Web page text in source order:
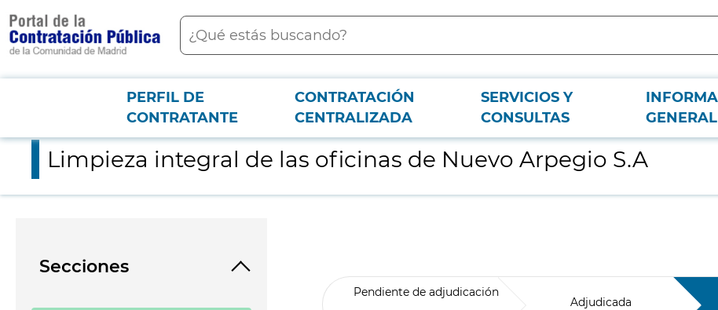
contenido
principal
Buscar
Menú PCON
PERFIL DE
CONTRATANTE
CONTRATACIÓN
CENTRALIZADA
SERVICIOS Y
CONSULTAS
GENERAL
Limpieza integral de las oficinas de Nuevo Arpegio S.A
Limpieza integral de las oficinas de Nuevo Arpegio S.A
Secciones
Pendiente de adjudicación
Adjudicada